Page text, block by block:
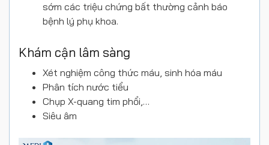
sớm các triệu chứng bất thường cảnh báo
bệnh lý phụ khoa.
Khám cận lâm sàng
Xét nghiệm công thức máu, sinh hóa máu
Phân tích nước tiểu
Chụp X-quang tim phổi,…
Siêu âm